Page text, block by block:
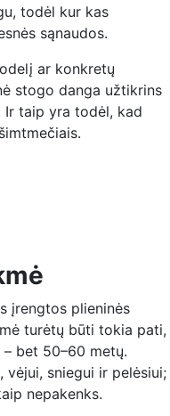
todėl kur kas
sąnaudos.
ar konkretų
stogo danga užtikrins
Ir taip yra todėl, kad
įrengtos plieninės
turėtų būti tokia pati,
bet 50–60 metų.
vėjui, sniegui ir pelėsiui;
nepakenks.